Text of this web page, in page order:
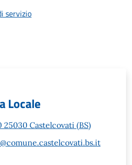
servizio
Locale
25030 Castelcovati (BS)